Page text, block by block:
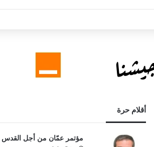
أقلام حرة
مؤتمر عمّان من أجل القدس